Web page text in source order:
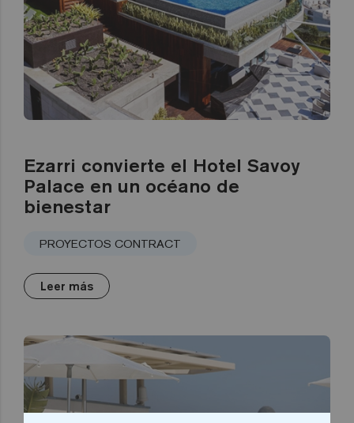
Ezarri convierte el Hotel Savoy
Palace en un océano de
bienestar
PROYECTOS CONTRACT
Leer más